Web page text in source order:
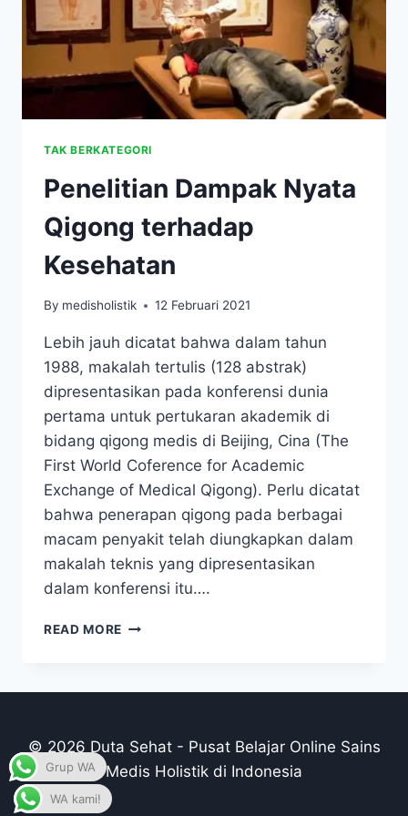
TAK BERKATEGORI
Penelitian Dampak Nyata
Qigong terhadap
Kesehatan
By medisholistik 12 Februari 2021
Lebih jauh dicatat bahwa dalam tahun
1988, makalah tertulis (128 abstrak)
dipresentasikan pada konferensi dunia
pertama untuk pertukaran akademik di
bidang qigong medis di Beijing, Cina (The
First World Coference for Academic
Exchange of Medical Qigong). Perlu dicatat
bahwa penerapan qigong pada berbagai
macam penyakit telah diungkapkan dalam
makalah teknis yang dipresentasikan
dalam konferensi itu….
READ MORE PENELITIAN
© 2026 Duta Sehat - Pusat Belajar Online Sains
Medis Holistik di Indonesia
WA kami!
Grup WA